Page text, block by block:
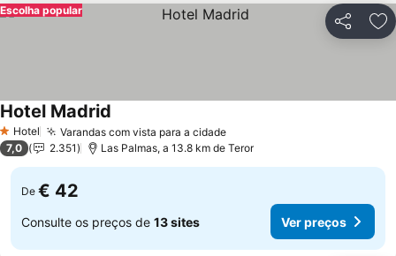
Partilhar
Escolha popular
1 Estrelas
Hotel Varandas com vista para a cidade
Hotel Madrid
7,0 2.351 Las Palmas, a 13.8 km de Teror
De € 42
Consulte os preços de 13 sites Ver preços